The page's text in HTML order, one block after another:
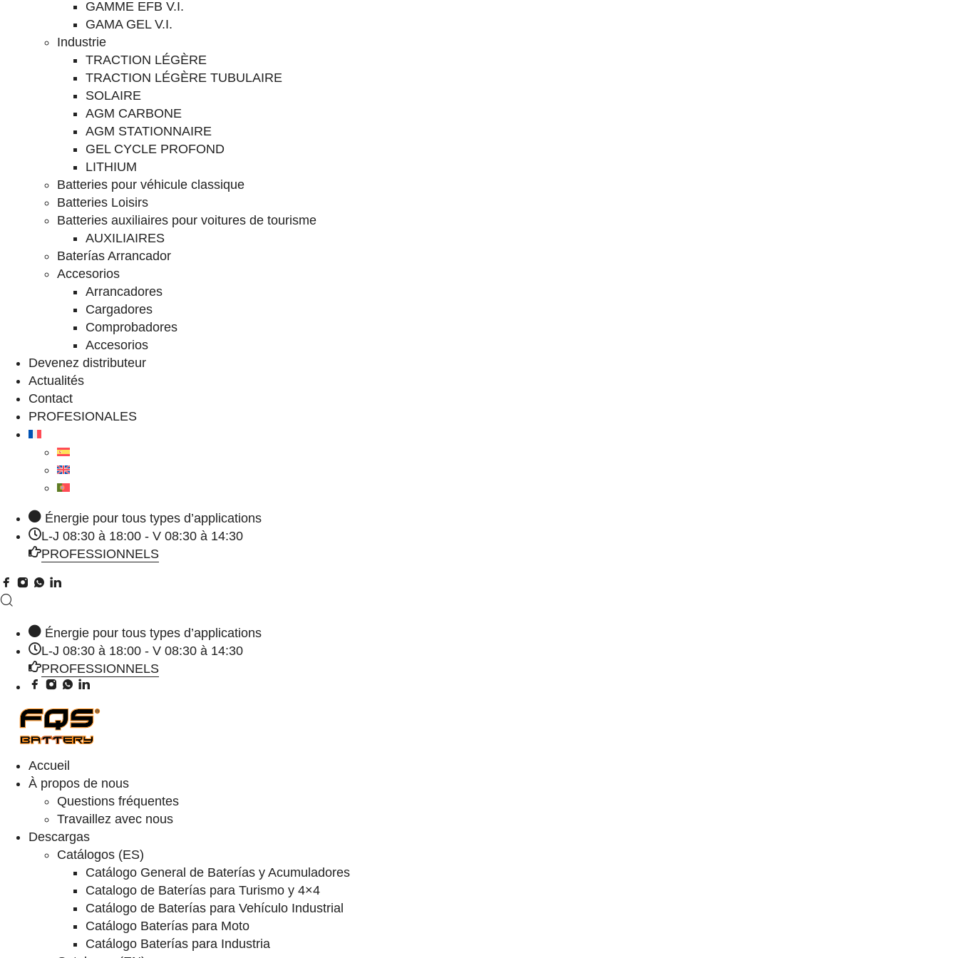
GAMME EFB V.I.
GAMA GEL V.I.
Industrie
TRACTION LÉGÈRE
TRACTION LÉGÈRE TUBULAIRE
SOLAIRE
AGM CARBONE
AGM STATIONNAIRE
GEL CYCLE PROFOND
LITHIUM
Batteries pour véhicule classique
Batteries Loisirs
Batteries auxiliaires pour voitures de tourisme
AUXILIAIRES
Baterías Arrancador
Accesorios
Arrancadores
Cargadores
Comprobadores
Accesorios
Devenez distributeur
Actualités
Contact
PROFESIONALES
Énergie pour tous types d’applications
L-J 08:30 à 18:00 - V 08:30 à 14:30
PROFESSIONNELS
Énergie pour tous types d’applications
L-J 08:30 à 18:00 - V 08:30 à 14:30
PROFESSIONNELS
Accueil
À propos de nous
Questions fréquentes
Travaillez avec nous
Descargas
Catálogos (ES)
Catálogo General de Baterías y Acumuladores
Catalogo de Baterías para Turismo y 4×4
Catálogo de Baterías para Vehículo Industrial
Catálogo Baterías para Moto
Catálogo Baterías para Industria